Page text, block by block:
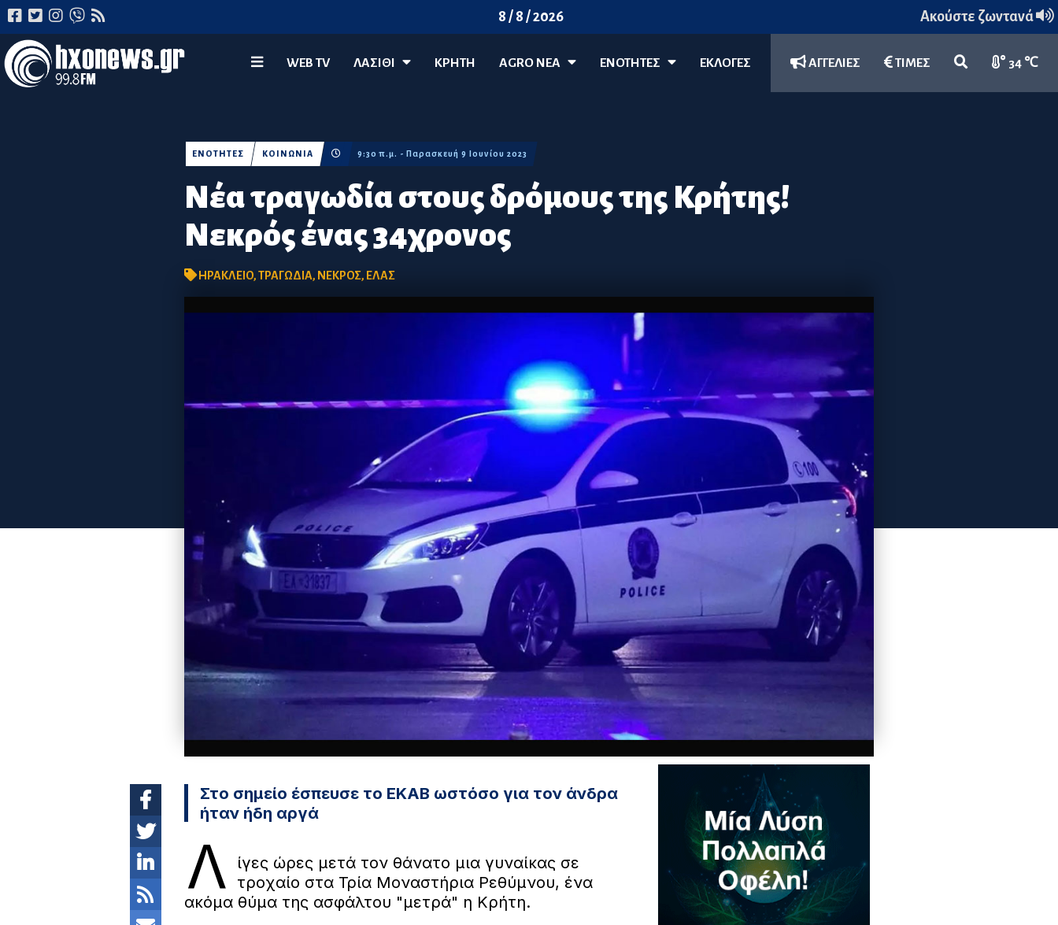
8 / 8 / 2026 Ακούστε ζωντανά
WEB TV ΛΑΣΊΘΙ ΚΡΗΤΗ AGRO ΝΈΑ ΕΝΟΤΗΤΕΣ ΕΚΛΟΓΕΣ ΑΓΓΕΛΙΕΣ ΤΙΜΕΣ 34 ℃
Νέα τραγωδία στους δρόμους της Κρήτης!
Νεκρός ένας 34χρονος
ΕΝΟΤΗΤΕΣ ΚΟΙΝΩΝΙΑ 9:30 π.μ. - Παρασκευή 9 Ιουνίου 2023
ΗΡΑΚΛΕΙΟ,ΤΡΑΓΩΔΙΑ, ΝΕΚΡΟΣ, ΕΛΑΣ
Στο σημείο έσπευσε το ΕΚΑΒ ωστόσο για τον άνδρα
ήταν ήδη αργά
Λ
ίγες ώρες μετά τον θάνατο μια γυναίκας σε
τροχαίο στα Τρία Μοναστήρια Ρεθύμνου, ένα
ακόμα θύμα της ασφάλτου "μετρά" η Κρήτη.